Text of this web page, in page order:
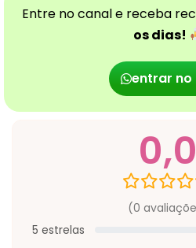
Entre no canal e receba
os dias!
entrar no
0,0
(0
5 estrelas